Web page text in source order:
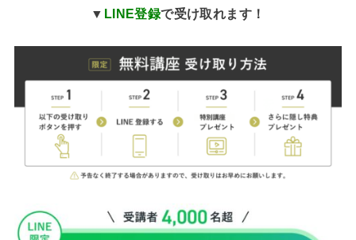
▼ LINE登録で受け取れます！